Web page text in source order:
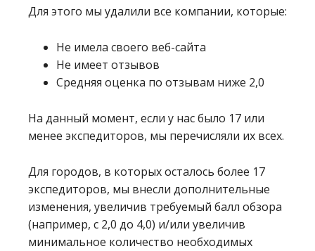
Для этого мы удалили все компании, которые:
Не имела своего веб-сайта
Не имеет отзывов
Средняя оценка по отзывам ниже 2,0
На данный момент, если у нас было 17 или
менее экспедиторов, мы перечисляли их всех.
Для городов, в которых осталось более 17
экспедиторов, мы внесли дополнительные
изменения, увеличив требуемый балл обзора
(например, с 2,0 до 4,0) и/или увеличив
минимальное количество необходимых